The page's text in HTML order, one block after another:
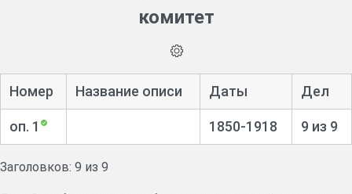
комитет
Номер Название описи Даты Дел
оп. 1 1850-1918 9 из 9
Заголовков: 9 из 9